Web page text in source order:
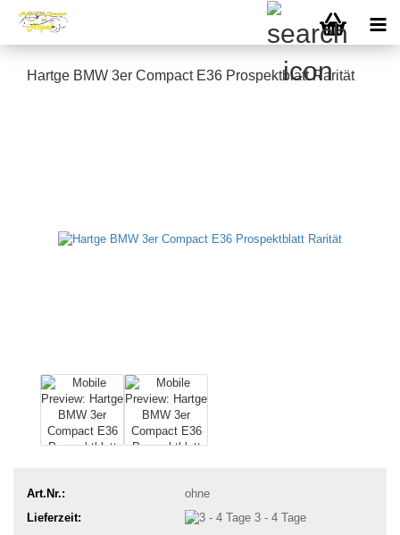
Hartge BMW 3er Compact E36 Prospektblatt Rarität
Art.Nr.:
ohne
Lieferzeit:
3 - 4 Tage